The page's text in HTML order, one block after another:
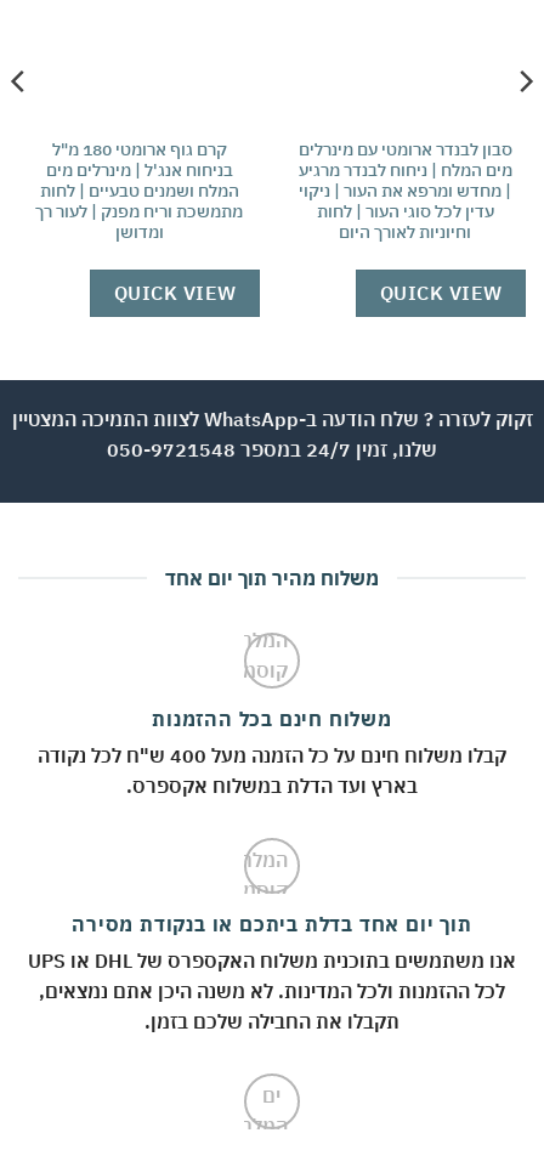
לבנדר ארומטי עם מינרלים
המלח | ניחוח לבנדר מרגיע
מחדש ומרפא את העור | ניקוי
עדין לכל סוגי העור | לחות
וחיוניות לאורך היום
QUICK VIEW
קרם גוף ארומטי 180 מ"ל
בניחוח אנג'ל | מינרלים מים
המלח ושמנים טבעיים | לחות
מתמשכת וריח מפנק | לעור רך
ומדושן
QUICK VIEW
זקוק לעזרה ? שלח הודעה ב-WhatsApp לצוות התמיכה המצטיין
שלנו, זמין 24/7 במספר 050-9721548
משלוח מהיר תוך יום אחד
משלוח חינם בכל ההזמנות
קבלו משלוח חינם על כל הזמנה מעל 400 ש"ח לכל נקודה
בארץ ועד הדלת במשלוח אקספרס.
תוך יום אחד בדלת ביתכם או בנקודת מסירה
אנו משתמשים בתוכנית משלוח האקספרס של DHL או UPS
לכל ההזמנות ולכל המדינות. לא משנה היכן אתם נמצאים,
תקבלו את החבילה שלכם בזמן.